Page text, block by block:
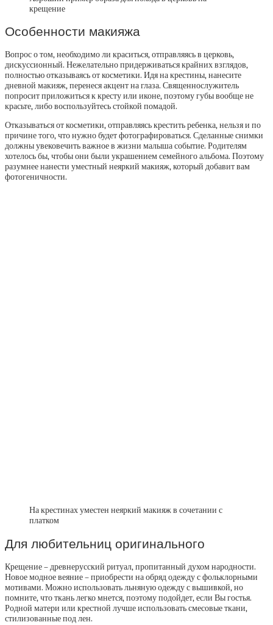
крещение
Особенности макияжа
Вопрос о том, необходимо ли краситься, отправляясь в церковь,
дискуссионный. Нежелательно придерживаться крайних взглядов,
полностью отказываясь от косметики. Идя на крестины, нанесите
дневной макияж, перенеся акцент на глаза. Священнослужитель
попросит приложиться к кресту или иконе, поэтому губы вообще не
красьте, либо воспользуйтесь стойкой помадой.
Отказываться от косметики, отправляясь крестить ребенка, нельзя и по
причине того, что нужно будет фотографироваться. Сделанные снимки
должны увековечить важное в жизни малыша событие. Родителям
хотелось бы, чтобы они были украшением семейного альбома. Поэтому
разумнее нанести уместный неяркий макияж, который добавит вам
фотогеничности.
На крестинах уместен неяркий макияж в сочетании с
платком
Для любительниц оригинального
Крещение – древнерусский ритуал, пропитанный духом народности.
Новое модное веяние – приобрести на обряд одежду с фольклорными
мотивами. Можно использовать льняную одежду с вышивкой, но
помните, что ткань легко мнется, поэтому подойдет, если Вы гостья.
Родной матери или крестной лучше использовать смесовые ткани,
стилизованные под лен.